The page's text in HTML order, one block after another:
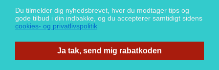
Du tilmelder dig nyhedsbrevet, hvor du modtager tips og
gode tilbud i din indbakke, og du accepterer samtidigt sidens
cookies- og privatlivspolitik
Ja tak, send mig rabatkoden